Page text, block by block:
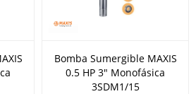
Bomba Sumergible MAXIS
0.5 HP 3" Monofásica
3SDM1/15